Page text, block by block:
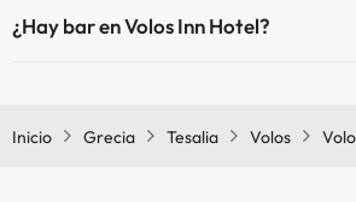
¿Hay bar en Volos Inn Hotel?
Inicio Grecia Tesalia Volos